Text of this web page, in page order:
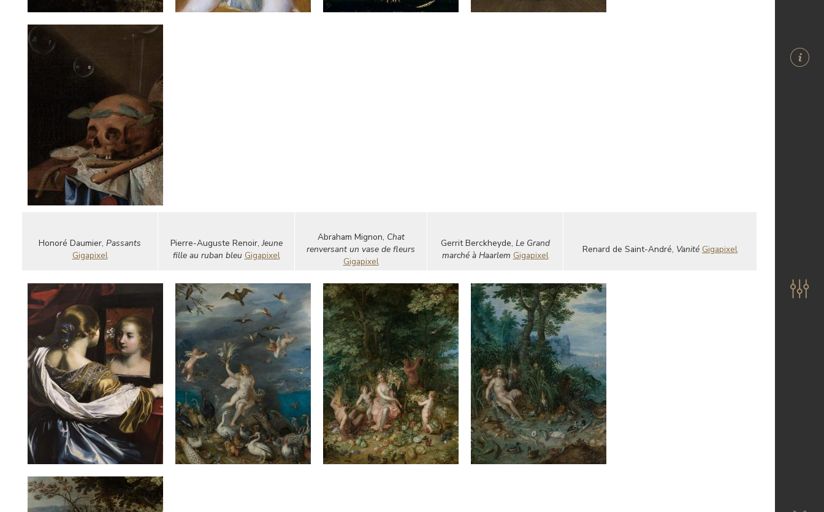
Honoré Daumier, Passants
Gigapixel
Pierre-Auguste Renoir,Jeune
fille au ruban bleu Gigapixel
Abraham Mignon, Chat
renversant un vase de fleurs
Gigapixel
Gerrit Berckheyde, Le Grand
marché à Haarlem Gigapixel
Renard de Saint-André, Vanité Gigapixel